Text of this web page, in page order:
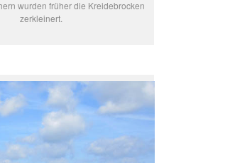
wurden früher die Kreidebrocken
zerkleinert.